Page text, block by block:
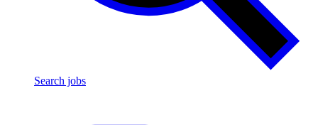
Search jobs